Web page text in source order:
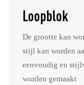
Loopblok
De grootte kan
stijl kan worden
eenvoudig en
worden gemaakt